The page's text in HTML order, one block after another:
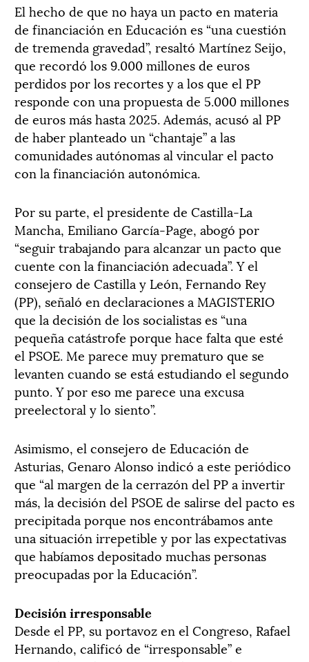
El hecho de que no haya un pacto en materia
de financiación en Educación es “una cuestión
de tremenda gravedad”, resaltó Martínez Seijo,
que recordó los 9.000 millones de euros
perdidos por los recortes y a los que el PP
responde con una propuesta de 5.000 millones
de euros más hasta 2025. Además, acusó al PP
de haber planteado un “chantaje” a las
comunidades autónomas al vincular el pacto
con la financiación autonómica.
Por su parte, el presidente de Castilla-La
Mancha, Emiliano García-Page, abogó por
“seguir trabajando para alcanzar un pacto que
cuente con la financiación adecuada”. Y el
consejero de Castilla y León, Fernando Rey
(PP), señaló en declaraciones a MAGISTERIO
que la decisión de los socialistas es “una
pequeña catástrofe porque hace falta que esté
el PSOE. Me parece muy prematuro que se
levanten cuando se está estudiando el segundo
punto. Y por eso me parece una excusa
preelectoral y lo siento”.
Asimismo, el consejero de Educación de
Asturias, Genaro Alonso indicó a este periódico
que “al margen de la cerrazón del PP a invertir
más, la decisión del PSOE de salirse del pacto es
precipitada porque nos encontrábamos ante
una situación irrepetible y por las expectativas
que habíamos depositado muchas personas
preocupadas por la Educación”.
Decisión irresponsable
Desde el PP, su portavoz en el Congreso, Rafael
Hernando, calificó de “irresponsable” e